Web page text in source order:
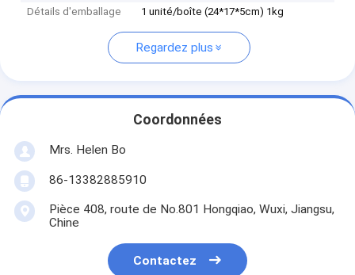
Détails d'emballage
1 unité/boîte (24*17*5cm) 1kg
Regardez plus
Coordonnées
Mrs. Helen Bo
86-13382885910
Pièce 408, route de No.801 Hongqiao, Wuxi, Jiangsu,
Chine
Contactez